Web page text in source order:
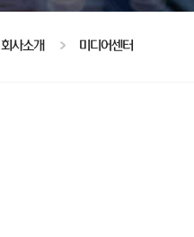
회사소개 미디어센터